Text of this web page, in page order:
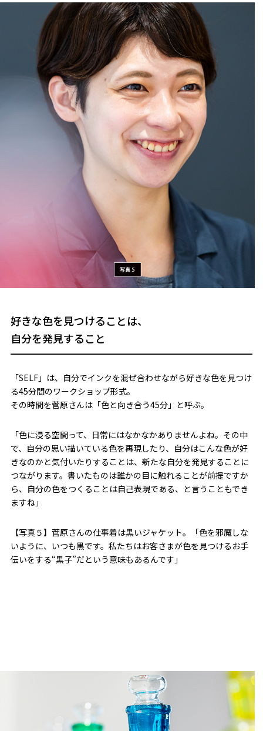
好きな色を見つけることは、
自分を発見すること
「SELF」は、自分でインクを混ぜ合わせながら好きな色を見つけ
る45分間のワークショップ形式。
その時間を菅原さんは「色と向き合う45分」と呼ぶ。
「色に浸る空間って、日常にはなかなかありませんよね。その中
で、自分の思い描いている色を再現したり、自分はこんな色が好
きなのかと気付いたりすることは、新たな自分を発見することに
つながります。書いたものは誰かの目に触れることが前提ですか
ら、自分の色をつくることは自己表現である、と言うこともでき
ますね」
【写真５】菅原さんの仕事着は黒いジャケット。「色を邪魔しな
いように、いつも黒です。私たちはお客さまが色を見つけるお手
伝いをする“黒子”だという意味もあるんです」